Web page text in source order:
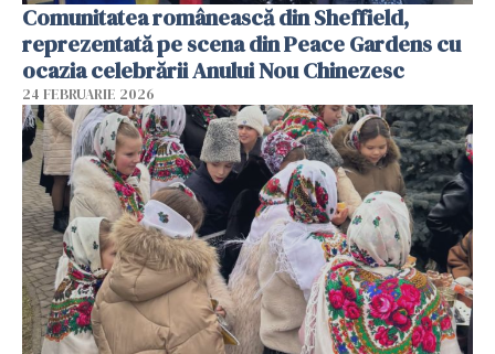
Comunitatea românească din Sheffield,
reprezentată pe scena din Peace Gardens cu
ocazia celebrării Anului Nou Chinezesc
24 FEBRUARIE 2026